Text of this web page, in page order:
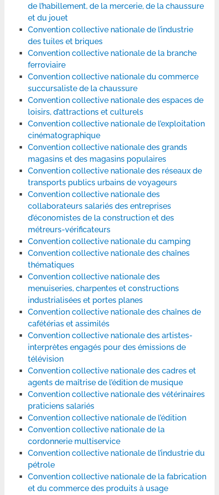
de l’habillement, de la mercerie, de la chaussure
et du jouet
Convention collective nationale de l’industrie
des tuiles et briques
Convention collective nationale de la branche
ferroviaire
Convention collective nationale du commerce
succursaliste de la chaussure
Convention collective nationale des espaces de
loisirs, d’attractions et culturels
Convention collective nationale de l’exploitation
cinématographique
Convention collective nationale des grands
magasins et des magasins populaires
Convention collective nationale des réseaux de
transports publics urbains de voyageurs
Convention collective nationale des
collaborateurs salariés des entreprises
d’économistes de la construction et des
métreurs-vérificateurs
Convention collective nationale du camping
Convention collective nationale des chaînes
thématiques
Convention collective nationale des
menuiseries, charpentes et constructions
industrialisées et portes planes
Convention collective nationale des chaînes de
cafétérias et assimilés
Convention collective nationale des artistes-
interprètes engagés pour des émissions de
télévision
Convention collective nationale des cadres et
agents de maîtrise de l’édition de musique
Convention collective nationale des vétérinaires
praticiens salariés
Convention collective nationale de l’édition
Convention collective nationale de la
cordonnerie multiservice
Convention collective nationale de l’industrie du
pétrole
Convention collective nationale de la fabrication
et du commerce des produits à usage